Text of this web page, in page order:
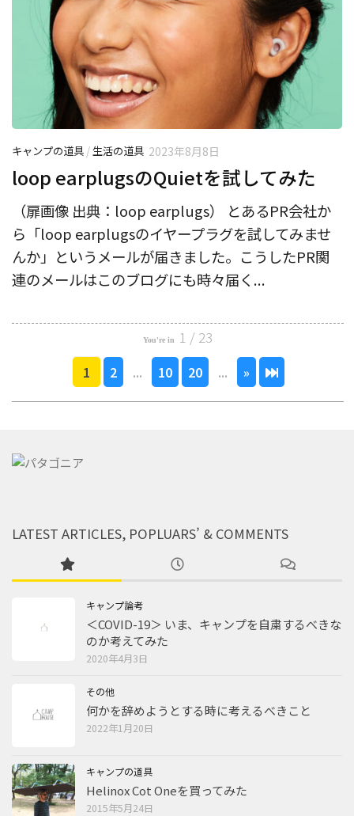
キャンプの道具 /生活の道具 2023年8月8日
loop earplugsのQuietを試してみた
（扉画像 出典：loop earplugs） とあるPR会社か
ら「loop earplugsのイヤープラグを試してみませ
んか」というメールが届きました。こうしたPR関
連のメールはこのブログにも時々届く...
1 / 23
1 2 ... 10 20 ... »
LATEST ARTICLES, POPLUARS’ & COMMENTS
キャンプ論考
＜COVID-19＞ いま、キャンプを自粛するべきな
のか考えてみた
2020年4月3日
その他
何かを辞めようとする時に考えるべきこと
2022年1月20日
キャンプの道具
Helinox Cot Oneを買ってみた
2015年5月24日